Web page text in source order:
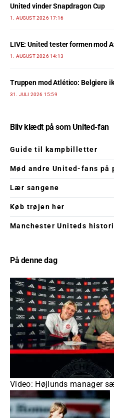
United vinder Snapdragon Cup
1. AUGUST 2026 17:16
LIVE: United tester formen mod
1. AUGUST 2026 14:13
Truppen mod Atlético: Belgiere
31. JULI 2026 15:59
Bliv klædt på som United-fan
Guide til kampbilletter
Mød andre United-fans på
Lær sangene
Køb trøjen her
Manchester Uniteds
På denne dag
Video: Højlunds manager